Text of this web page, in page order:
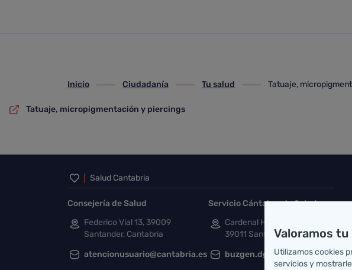
ir-a inicio
Inicio
ir-a Ciudadanía
Ciudadanía
ir-a Tu salud
Tu salud
ir-a Tatuaje,
Tatuaje,
Tatuaje, micropigmentación y piercings
Inicio del pie de página
Salud Cantabria
Consejería de Salud
Federico Vial 13, 39009
Santander, Cantabria
atencionusuario@cantabria.es
Servicio Cántabro de Salud
Cardenal Herrera Oria, S/N
39011 Santander, Cantabria
buzgen.dg@scsalud.es
Valoramos tu
Utilizamos cookies
servicios y